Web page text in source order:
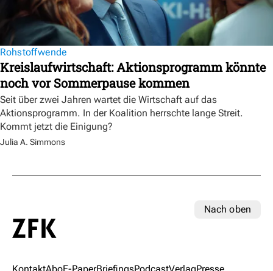
Rohstoffwende
Kreislaufwirtschaft: Aktionsprogramm könnte
noch vor Sommerpause kommen
Seit über zwei Jahren wartet die Wirtschaft auf das
Aktionsprogramm. In der Koalition herrschte lange Streit.
Kommt jetzt die Einigung?
Julia A. Simmons
Nach oben